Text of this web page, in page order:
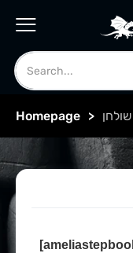
Homepage >